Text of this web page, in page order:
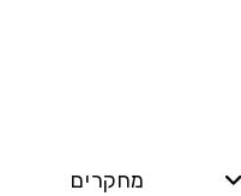
מחקרים